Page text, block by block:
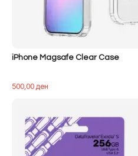
iPhone Magsafe Clear Case
500,00ден